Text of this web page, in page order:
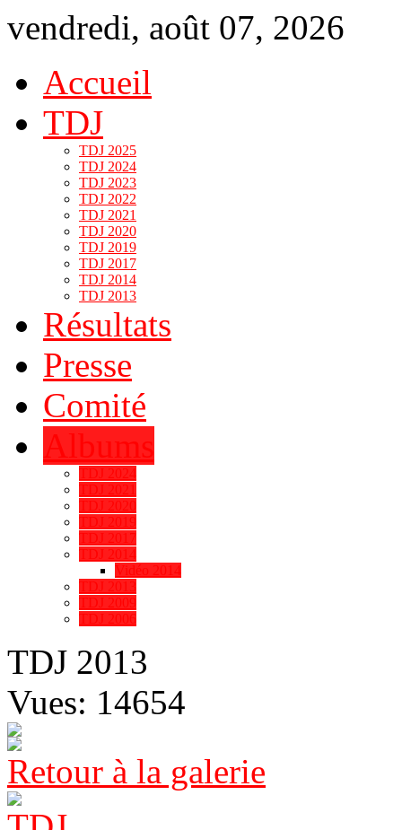
vendredi, août 07, 2026
Accueil
TDJ
TDJ 2025
TDJ 2024
TDJ 2023
TDJ 2022
TDJ 2021
TDJ 2020
TDJ 2019
TDJ 2017
TDJ 2014
TDJ 2013
Résultats
Presse
Comité
Albums
TDJ 2024
TDJ 2021
TDJ 2020
TDJ 2019
TDJ 2017
TDJ 2014
Vidéo 2014
TDJ 2013
TDJ 2009
TDJ 2006
TDJ 2013
Vues: 14654
Retour à la galerie